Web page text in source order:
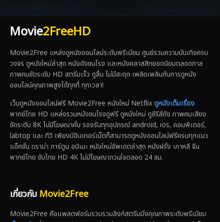
Movie2FreeHD
Movie2Free แหล่งดูหนังออนไลน์ระดับพรีเมียม ศูนย์รวมความบันเทิงครบ
วงจร ดูหนังใหม่ล่าสุด หนังดังชนโรง และหนังคลาสสิกยอดนิยมตลอดกาล
ภาพคมชัดระดับ HD สตรีมเร็ว ดูลื่น ไม่มีสะดุด เพลิดเพลินกับการดูหนัง
ออนไลน์คุณภาพสูงได้ทุกที่ ทุกเวลา!
เว็บดูหนังออนไลน์ฟรี Movie2Free หนังใหม่ Netflixดูหนังเต็มเรื่อง
พากย์ไทย HD แหล่งรวมหนังชนโรงดูฟรี ดูหนังใหม่ ดูซีรีส์ดัง ภาพคมเสียง
ชัดระดับ 8K ไม่มีโฆษณาคั่น รองรับทุกอุปกรณ์ android, ios, คอมพิเตอร์,
labtop และ ทีวี เพียงมีอินเทอร์เน็ตก็สามารถดูหนังออนไลน์ฟรีครบทุกแนว
แอ็คชั่น ดราม่า การ์ตูน อนิเมะ หนังใหม่อัพเดตล่าสุด หนังฝรั่ง เกาหลี จีน
พากย์ไทย ซับไทย HD 4K ไม่มีโฆษณากวนใจตลอด 24 ชม.
เกี่ยวกับ Movie2Free
Movie2Free คือแพลตฟอร์มรวบรวมลิงก์สตรีมมิ่งคุณภาพระดับพรีเมียม